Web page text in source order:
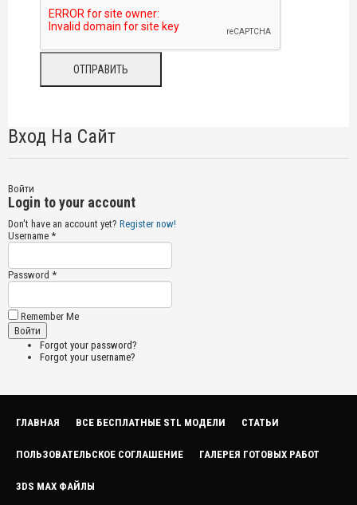
Вход На Сайт
Войти
Login to your account
Don't have an account yet? Register now!
Username *
Password *
Remember Me
Forgot your password?
Forgot your username?
ГЛАВНАЯ ВСЕ БЕСПЛАТНЫЕ STL МОДЕЛИ СТАТЬИ
ПОЛЬЗОВАТЕЛЬСКОЕ СОГЛАШЕНИЕ ГАЛЕРЕЯ ГОТОВЫХ РАБОТ
3DS MAX ФАЙЛЫ